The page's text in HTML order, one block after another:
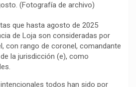
(Fotografía de archivo)
que hasta agosto de 2025
de Loja son consideradas por
con rango de coronel, comandante
la jurisdicción (e), como
todos han sido por